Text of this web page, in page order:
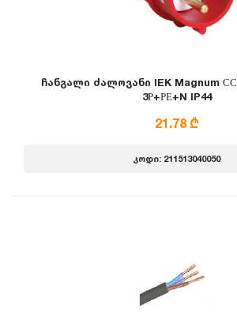
ჩანგალი ძალოვანი IEK Magnum
3Р+РЕ+N IP44
21.78 ₾
კოდი: 211513040050